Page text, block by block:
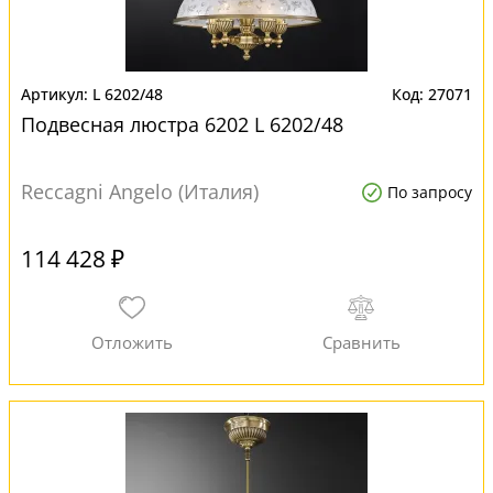
L 6202/48 27071
Подвесная люстра 6202 L 6202/48
Reccagni Angelo (Италия) По запросу
114 428 ₽